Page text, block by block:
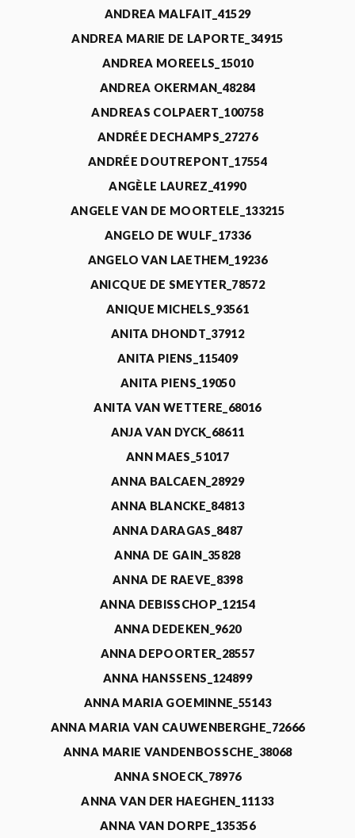
ANDREA MALFAIT_41529
ANDREA MARIE DE LAPORTE_34915
ANDREA MOREELS_15010
ANDREA OKERMAN_48284
ANDREAS COLPAERT_100758
ANDRÉE DECHAMPS_27276
ANDRÉE DOUTREPONT_17554
ANGÈLE LAUREZ_41990
ANGELE VAN DE MOORTELE_133215
ANGELO DE WULF_17336
ANGELO VAN LAETHEM_19236
ANICQUE DE SMEYTER_78572
ANIQUE MICHELS_93561
ANITA DHONDT_37912
ANITA PIENS_115409
ANITA PIENS_19050
ANITA VAN WETTERE_68016
ANJA VAN DYCK_68611
ANN MAES_51017
ANNA BALCAEN_28929
ANNA BLANCKE_84813
ANNA DARAGAS_8487
ANNA DE GAIN_35828
ANNA DE RAEVE_8398
ANNA DEBISSCHOP_12154
ANNA DEDEKEN_9620
ANNA DEPOORTER_28557
ANNA HANSSENS_124899
ANNA MARIA GOEMINNE_55143
ANNA MARIA VAN CAUWENBERGHE_72666
ANNA MARIE VANDENBOSSCHE_38068
ANNA SNOECK_78976
ANNA VAN DER HAEGHEN_11133
ANNA VAN DORPE_135356